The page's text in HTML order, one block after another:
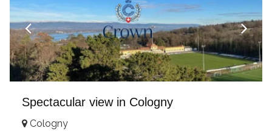
Spectacular view in Cologny
Cologny